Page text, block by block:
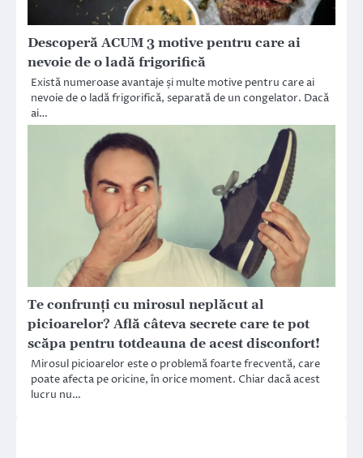
Descoperă ACUM 3 motive pentru care ai
nevoie de o ladă frigorifică
Există numeroase avantaje și multe motive pentru care ai
nevoie de o ladă frigorifică, separată de un congelator. Dacă
ai…
Te confrunți cu mirosul neplăcut al
picioarelor? Află câteva secrete care te pot
scăpa pentru totdeauna de acest disconfort!
Mirosul picioarelor este o problemă foarte frecventă, care
poate afecta pe oricine, în orice moment. Chiar dacă acest
lucru nu…